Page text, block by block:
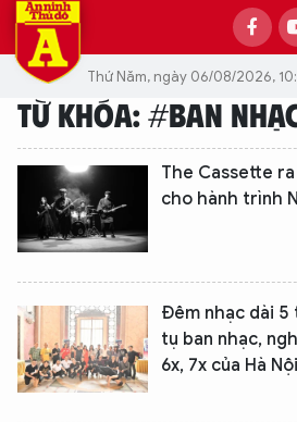
Thứ Năm, ngày 06/08/2026,
TỪ KHÓA: #BAN
The Cassette
cho hành trình
Đêm nhạc dài
tụ ban nhạc,
6x, 7x của Hà Nội